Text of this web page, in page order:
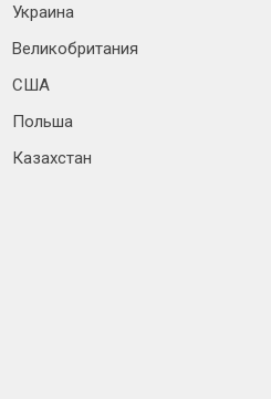
Украина
Великобритания
США
Польша
Казахстан